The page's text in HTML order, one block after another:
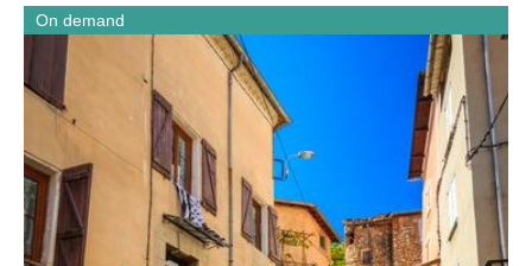
Barrême est un village façonné par son territoire : la
roche, l’eau et les voies de passage. Installé au confluent
de trois Asse, au pied du plateau Saint-Jean, il s’est
déplacé au fil des siècles, du bourg perché médiéval vers
On demand